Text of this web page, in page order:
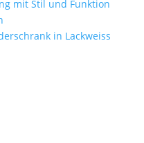
mit Stil und Funktion
in Lackweiss